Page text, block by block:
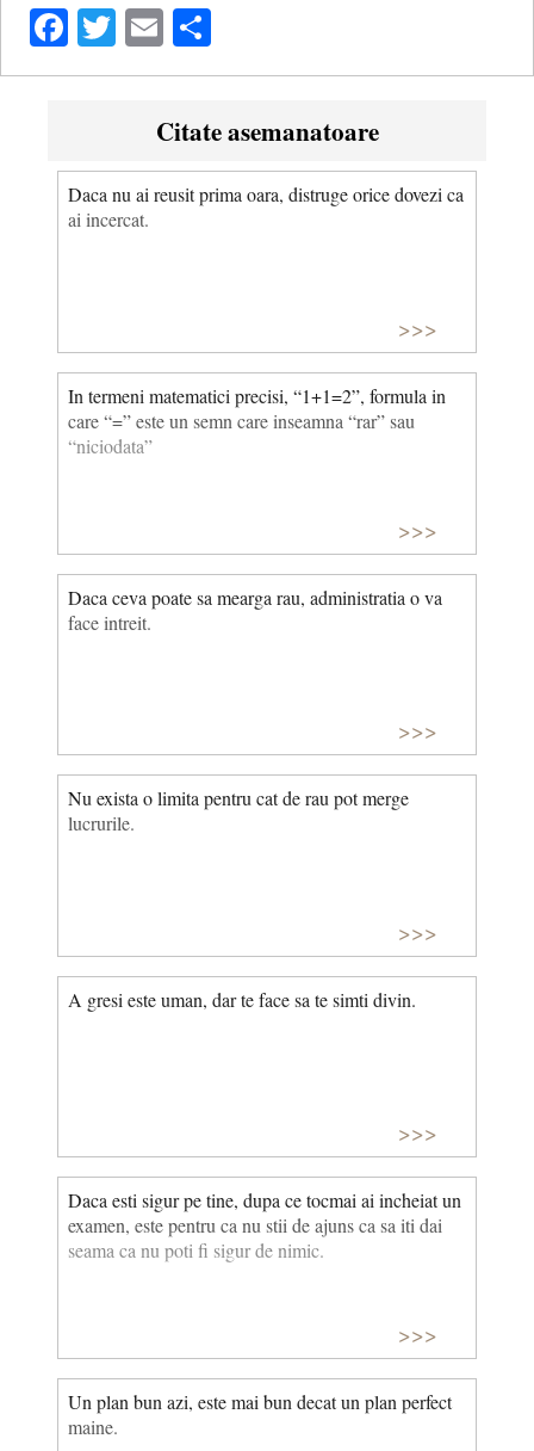
Facebook
Twitter
Email
Citate asemanatoare
Daca nu ai reusit prima oara, distruge orice dovezi ca
ai incercat.
>>>
In termeni matematici precisi, “1+1=2”, formula in
care “=” este un semn care inseamna “rar” sau
“niciodata”
>>>
Daca ceva poate sa mearga rau, administratia o va
face intreit.
>>>
Nu exista o limita pentru cat de rau pot merge
lucrurile.
>>>
A gresi este uman, dar te face sa te simti divin.
>>>
Daca esti sigur pe tine, dupa ce tocmai ai incheiat un
examen, este pentru ca nu stii de ajuns ca sa iti dai
seama ca nu poti fi sigur de nimic.
>>>
Un plan bun azi, este mai bun decat un plan perfect
maine.